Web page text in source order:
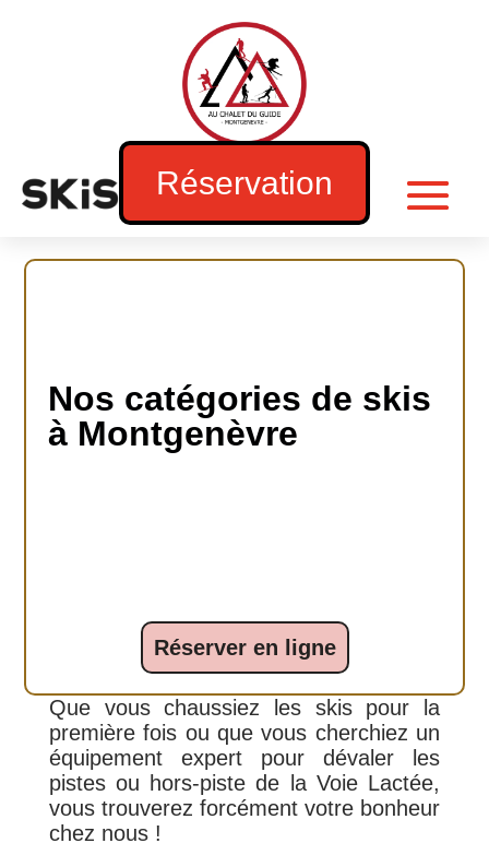
Réservation
Nos catégories de skis
à Montgenèvre
Réserver en ligne
Que vous chaussiez les skis pour la
première fois ou que vous cherchiez un
équipement expert pour dévaler les
pistes ou hors-piste de la Voie Lactée,
vous trouverez forcément votre bonheur
chez nous !